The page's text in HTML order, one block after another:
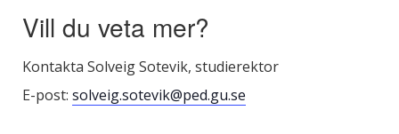
Vill du veta mer?
Kontakta Solveig Sotevik, studierektor
E-post: solveig.sotevik@ped.gu.se